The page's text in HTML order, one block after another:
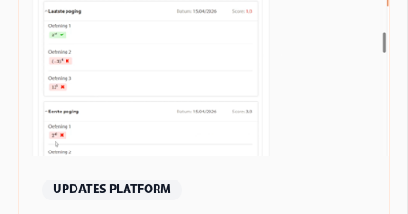
UPDATES PLATFORM